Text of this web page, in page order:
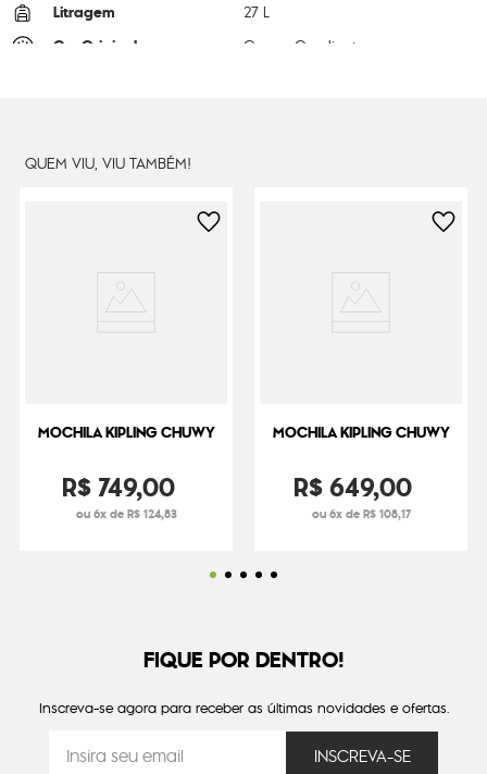
Litragem 27 L
Cor Original Cosmo Gradient
QUEM VIU, VIU TAMBÉM!
MOCHILA KIPLING CHUWY
R$ 749,00
ou 6x de R$ 124,83
MOCHILA KIPLING CHUWY
R$649,00
ou 6x de R$ 108,17
FIQUE POR DENTRO!
Inscreva-se agora para receber as últimas novidades e ofertas.